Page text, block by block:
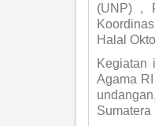
(UNP) ,
Halal
Kegiatan
Agama